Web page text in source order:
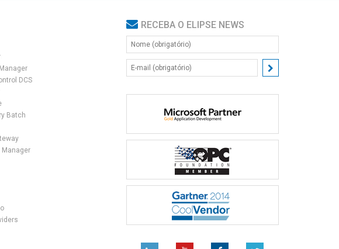
DCS
Batch
Manager
RECEBA O ELIPSE NEWS